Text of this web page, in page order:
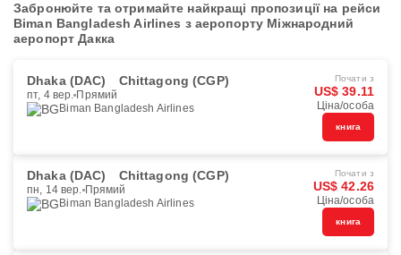
Забронюйте та отримайте найкращі пропозиції на рейси
Biman Bangladesh Airlines з аеропорту Міжнародний
аеропорт Дакка
Dhaka (DAC) Chittagong (CGP)
пт, 4 вер. Прямий
Biman Bangladesh Airlines
Почати з
US$ 39.11
Ціна/особа
книга
Dhaka (DAC) Chittagong (CGP)
пн, 14 вер. Прямий
Biman Bangladesh Airlines
Почати з
US$ 42.26
Ціна/особа
книга